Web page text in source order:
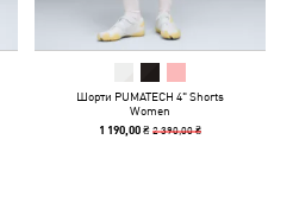
Шорти PUMATECH 4" Shorts
Women
1 190,00 ₴2 390,00 ₴